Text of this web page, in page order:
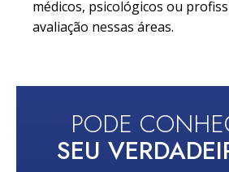
médicos, psicológicos ou
avaliação nessas áreas.
PODE
SEU